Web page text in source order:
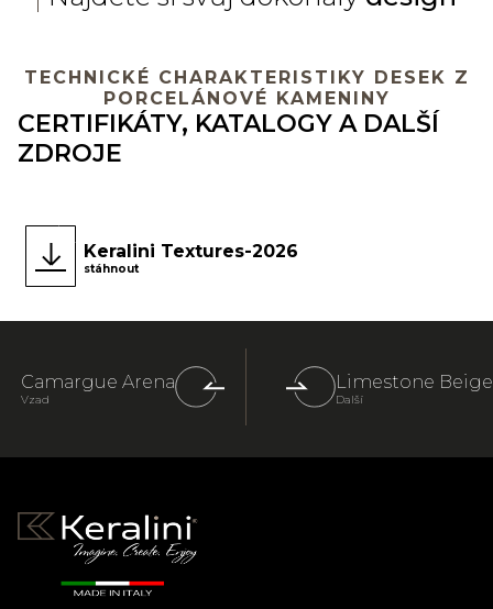
TECHNICKÉ CHARAKTERISTIKY DESEK Z
PORCELÁNOVÉ KAMENINY
CERTIFIKÁTY, KATALOGY A DALŠÍ
ZDROJE
Keralini Textures-2026
stáhnout
Camargue Arena
Vzad
Limestone Beige
Další